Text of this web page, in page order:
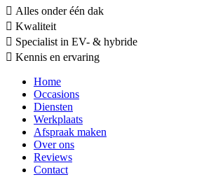
Alles onder één dak
Kwaliteit
Specialist in EV- & hybride
Kennis en ervaring
Home
Occasions
Diensten
Werkplaats
Afspraak maken
Over ons
Reviews
Contact